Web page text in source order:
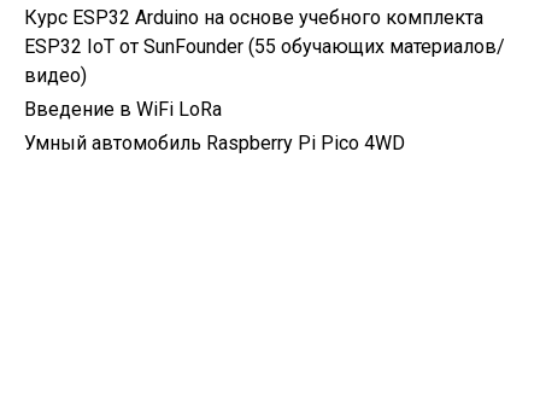
Курс ESP32 Arduino на основе учебного комплекта
ESP32 IoT от SunFounder (55 обучающих материалов/
видео)
Введение в WiFi LoRa
Умный автомобиль Raspberry Pi Pico 4WD